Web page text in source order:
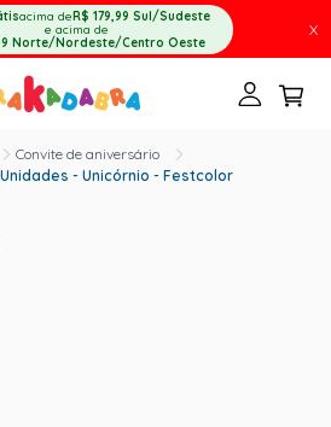
acima deR$ 179,99 Sul/Sudeste
e acima de
Norte/Nordeste/Centro Oeste
X
Convite de aniversário
- Unicórnio - Festcolor